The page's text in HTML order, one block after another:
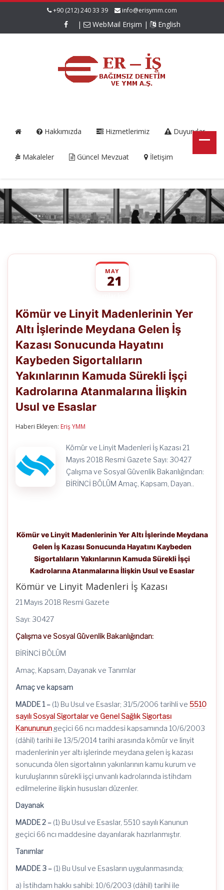
+90 (212) 240 33 39 info@erisymm.com
| WebMail Erişim | English
Hakkımızda Hizmetlerimiz Duyurular
Makaleler Güncel Mevzuat İletişim
MAY
21
Linyit
Madenlerinin
Yer
Altı
İşlerinde
Meydana
Gelen
İş
Kazası
Sonucunda
Hayatını
Kaybeden
İşçi
Kadrolarına
İlişkin
Usul
Kömür ve Linyit Madenlerinin Yer
Altı İşlerinde Meydana Gelen İş
Kazası Sonucunda Hayatını
Kaybeden Sigortalıların
Yakınlarının Kamuda Sürekli İşçi
Kadrolarına Atanmalarına İlişkin
Usul ve Esaslar
Haberi Ekleyen: Eriş YMM
Kömür ve Linyit Madenleri İş Kazası 21
Mayıs 2018 Resmi Gazete Sayı: 30427
Çalışma ve Sosyal Güvenlik Bakanlığından:
BİRİNCİ BÖLÜM Amaç, Kapsam, Dayan..
Kömür ve Linyit Madenlerinin Yer Altı İşlerinde Meydana
Gelen İş Kazası Sonucunda Hayatını Kaybeden
Sigortalıların Yakınlarının Kamuda Sürekli İşçi
Kadrolarına Atanmalarına İlişkin Usul ve Esaslar
Kömür ve Linyit Madenleri İş Kazası
21 Mayıs 2018 Resmi Gazete
Sayı: 30427
Çalışma ve Sosyal Güvenlik Bakanlığından:
BİRİNCİ BÖLÜM
Amaç, Kapsam, Dayanak ve Tanımlar
Amaç ve kapsam
MADDE 1 – (1) Bu Usul ve Esaslar; 31/5/2006 tarihli ve 5510
sayılı Sosyal Sigortalar ve Genel Sağlık Sigortası
Kanununun geçici 66 ncı maddesi kapsamında 10/6/2003
(dâhil) tarihi ile 13/5/2014 tarihi arasında kömür ve linyit
madenlerinin yer altı işlerinde meydana gelen iş kazası
sonucunda ölen sigortalının yakınlarının kamu kurum ve
kuruluşlarının sürekli işçi unvanlı kadrolarında istihdam
edilmelerine ilişkin hususları düzenler.
Dayanak
MADDE 2 – (1) Bu Usul ve Esaslar, 5510 sayılı Kanunun
geçici 66 ncı maddesine dayanılarak hazırlanmıştır.
Tanımlar
MADDE 3 – (1) Bu Usul ve Esasların uygulanmasında;
a) İstihdam hakkı sahibi: 10/6/2003 (dâhil) tarihi ile